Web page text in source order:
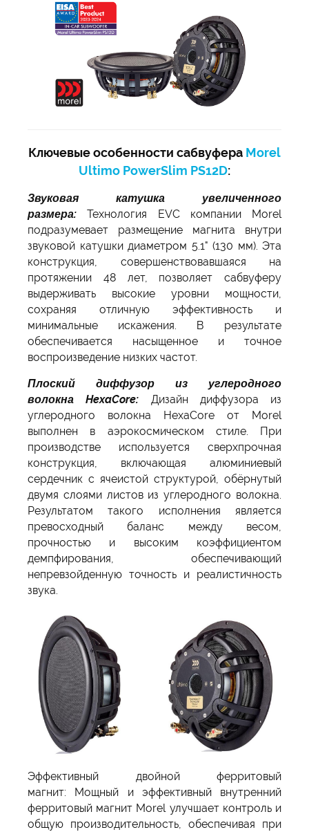
Ключевые особенности сабвуфера Morel
Ultimo PowerSlim PS12D:
Звуковая катушка увеличенного
размера: Технология EVC компании Morel
подразумевает размещение магнита внутри
звуковой катушки диаметром 5.1" (130 мм). Эта
конструкция, совершенствовавшаяся на
протяжении 48 лет, позволяет сабвуферу
выдерживать высокие уровни мощности,
сохраняя отличную эффективность и
минимальные искажения. В результате
обеспечивается насыщенное и точное
воспроизведение низких частот.
Плоский диффузор из углеродного
волокнаHexaCore: Дизайн диффузора из
углеродного волокна HexaCore от Morel
выполнен в аэрокосмическом стиле. При
производстве используется сверхпрочная
конструкция, включающая алюминиевый
сердечник с ячеистой структурой, обёрнутый
двумя слоями листов из углеродного волокна.
Результатом такого исполнения является
превосходный баланс между весом,
прочностью и высоким коэффициентом
демпфирования, обеспечивающий
непревзойденную точность и реалистичность
звука.
Эффективный двойной ферритовый
магнит: Мощный и эффективный внутренний
ферритовый магнит Morel улучшает контроль и
общую производительность, обеспечивая при